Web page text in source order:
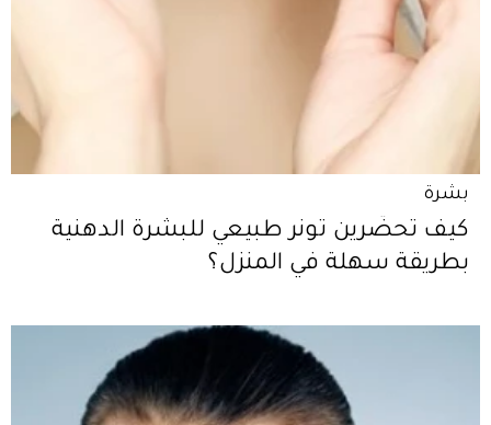
بشرة
كيف تحضّرين تونر طبيعي للبشرة الدهنية
بطريقة سهلة في المنزل؟